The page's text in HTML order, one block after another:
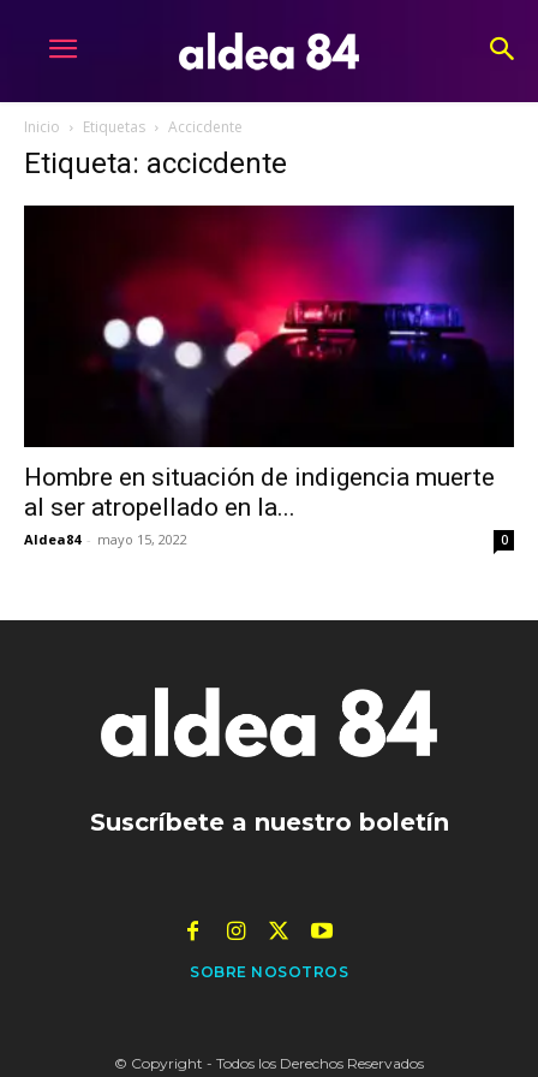
Inicio Etiquetas Accicdente
Etiqueta: accicdente
Hombre en situación de indigencia muerte
al ser atropellado en la...
Aldea84 - mayo 15, 2022 0
Suscríbete a nuestro boletín
SOBRE NOSOTROS
© Copyright - Todos los Derechos Reservados